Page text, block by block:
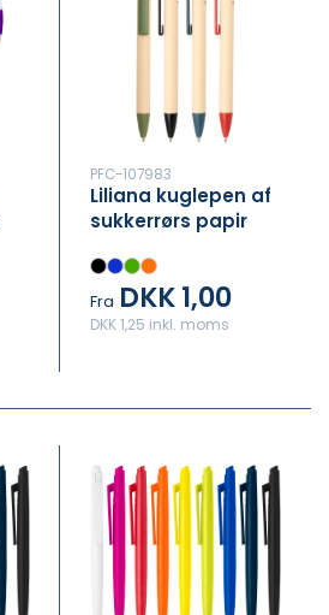
PFC-107983
Liliana kuglepen af
sukkerrørs papir
Fra DKK 1,00
DKK 1,25 inkl. moms